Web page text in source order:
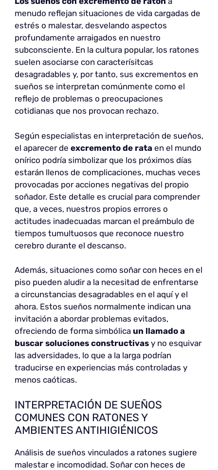
menudo reflejan situaciones de vida cargadas de
estrés o malestar, desvelando aspectos
profundamente arraigados en nuestro
subconsciente. En la cultura popular, los ratones
suelen asociarse con caracterísitcas
desagradables y, por tanto, sus excrementos en
sueños se interpretan comúnmente como el
reflejo de problemas o preocupaciones
cotidianas que nos provocan rechazo.
Según especialistas en interpretación de sueños,
el aparecer de excremento de rata en el mundo
onírico podría simbolizar que los próximos días
estarán llenos de complicaciones, muchas veces
provocadas por acciones negativas del propio
soñador. Este detalle es crucial para comprender
que, a veces, nuestros propios errores o
actitudes inadecuadas marcan el preámbulo de
tiempos tumultuosos que reconoce nuestro
cerebro durante el descanso.
Además, situaciones como soñar con heces en el
piso pueden aludir a la necesitad de enfrentarse
a circunstancias desagradables en el aquí y el
ahora. Estos sueños normalmente indican una
invitación a abordar problemas evitados,
ofreciendo de forma simbólica un llamado a
buscar soluciones constructivas y no esquivar
las adversidades, lo que a la larga podrían
traducirse en experiencias más controladas y
menos caóticas.
INTERPRETACIÓN DE SUEÑOS
COMUNES CON RATONES Y
AMBIENTES ANTIHIGIÉNICOS
Análisis de sueños vinculados a ratones sugiere
malestar e incomodidad. Soñar con heces de